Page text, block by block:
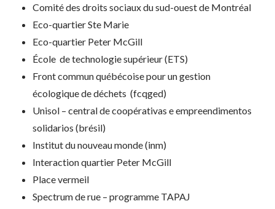
Comité des droits sociaux du sud-ouest de Montréal
Eco-quartier Ste Marie
Eco-quartier Peter McGill
École de technologie supérieur (ETS)
Front commun québécoise pour un gestion
écologique de déchets (fcqged)
Unisol – central de coopérativas e empreendimentos
solidarios (brésil)
Institut du nouveau monde (inm)
Interaction quartier Peter McGill
Place vermeil
Spectrum de rue – programme TAPAJ